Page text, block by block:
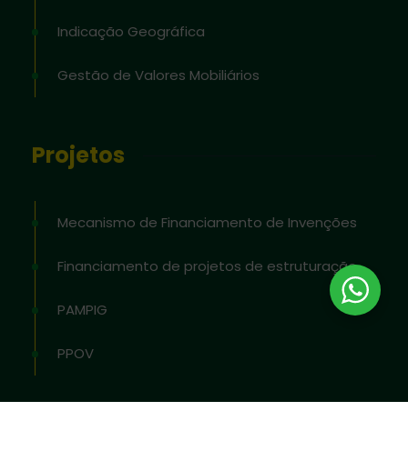
Indicação Geográfica
Gestão de Valores Mobiliários
Projetos
Mecanismo de Financiamento de Invenções
Financiamento de projetos de estruturação
PAMPIG
PPOV